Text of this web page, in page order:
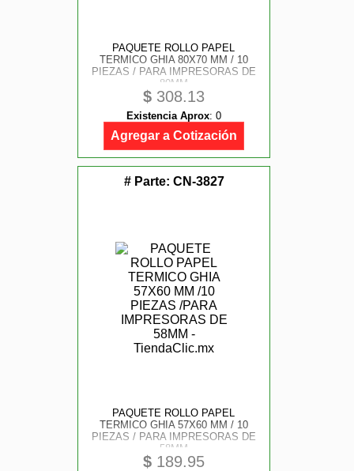
PAQUETE ROLLO PAPEL
TERMICO GHIA 80X70 MM / 10
PIEZAS / PARA IMPRESORAS DE
80MM
$ 308.13
Existencia Aprox: 0
Agregar a Cotización
# Parte: CN-3827
PAQUETE ROLLO PAPEL
TERMICO GHIA 57X60 MM / 10
PIEZAS / PARA IMPRESORAS DE
58MM
$ 189.95